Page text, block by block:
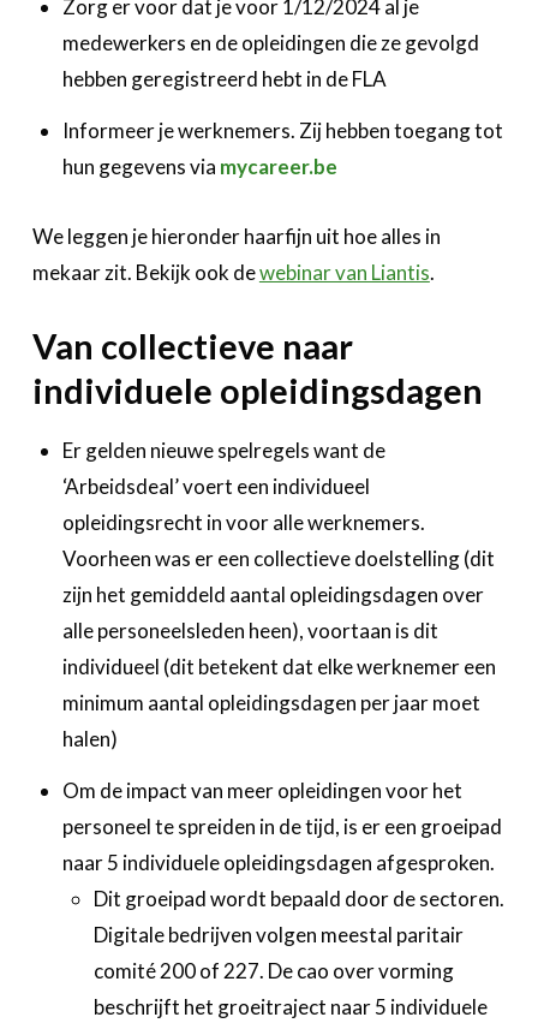
Zorg er voor dat je voor 1/12/2024 al je
medewerkers en de opleidingen die ze gevolgd
hebben geregistreerd hebt in de FLA
Informeer je werknemers. Zij hebben toegang tot
hun gegevens via mycareer.be
We leggen je hieronder haarfijn uit hoe alles in
mekaar zit. Bekijk ook dewebinar van Liantis.
Van collectieve naar
individuele opleidingsdagen
Er gelden nieuwe spelregels want de
‘Arbeidsdeal’ voert een individueel
opleidingsrecht in voor alle werknemers.
Voorheen was er een collectieve doelstelling (dit
zijn het gemiddeld aantal opleidingsdagen over
alle personeelsleden heen), voortaan is dit
individueel (dit betekent dat elke werknemer een
minimum aantal opleidingsdagen per jaar moet
halen)
Om de impact van meer opleidingen voor het
personeel te spreiden in de tijd, is er een groeipad
naar 5 individuele opleidingsdagen afgesproken.
Dit groeipad wordt bepaald door de sectoren.
Digitale bedrijven volgen meestal paritair
comité 200 of 227. De cao over vorming
beschrijft het groeitraject naar 5 individuele